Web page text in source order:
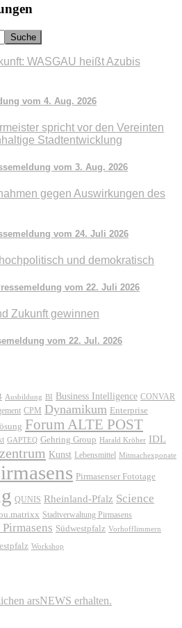
WASGAU heißt Azubis
vom 4. Aug. 2026
spricht vor den Vereinten
Stadtentwicklung
vom 3. Aug. 2026
gegen Auswirkungen des
vom 24. Juli 2026
und demokratisch
vom 22. Juli 2026
Zukunft gewinnen
vom 22. Jul. 2026
Ausbildung BI Business Intelligence CONVAR
CPM Dynamikum Enterprise
Forum ALTE POST
GAPTEQ Gehring Group Harald Kröher IDL
Kunst Lebensmittel Mitmachexponate
Pirmasenser Fototage
QUNIS Rheinland-Pfalz Science
Stadtverwaltung Pirmasens
Südwestpfalz Vorhofflimmern
Workshop
arsNEWS erhalten.